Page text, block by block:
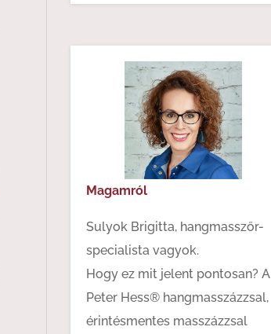
Magamról
Sulyok Brigitta, hangmasszőr-
specialista vagyok.
Hogy ez mit jelent pontosan? A
Peter Hess® hangmasszázzsal,
érintésmentes masszázzsal